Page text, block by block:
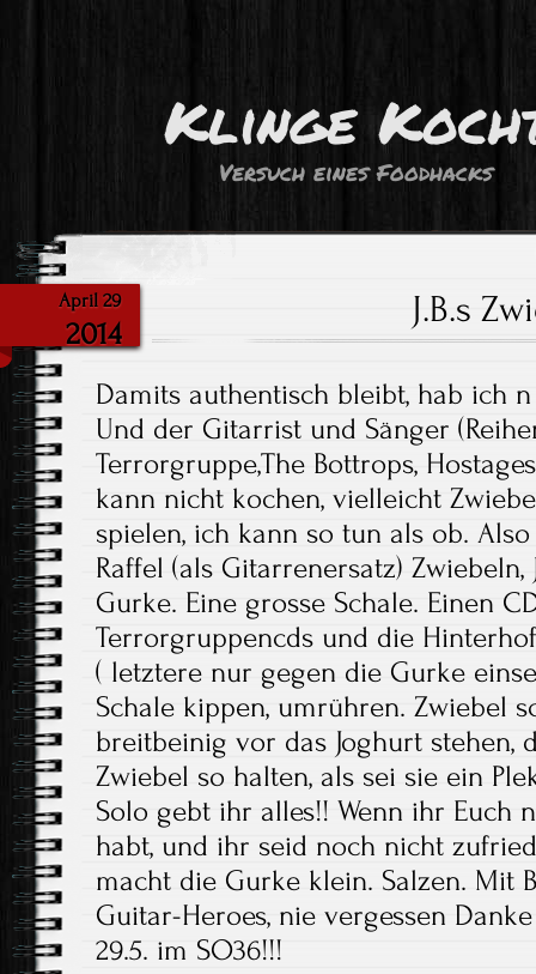
Klinge
Versuch eines Foodhacks
April 29
2014
J.B.s
Damits authentisch bleibt, hab ich
Und der Gitarrist und Sänger
Terrorgruppe,The Bottrops,
kann nicht kochen, vielleicht
spielen, ich kann so tun als ob.
Raffel (als Gitarrenersatz)
Gurke. Eine grosse Schale. Einen
Terrorgruppencds und die
( letztere nur gegen die Gurke
Schale kippen, umrühren. Zwiebel
breitbeinig vor das Joghurt stehen,
Zwiebel so halten, als sei sie ein
Solo gebt ihr alles!! Wenn ihr Euch
habt, und ihr seid noch nicht
macht die Gurke klein. Salzen. Mit
Guitar-Heroes, nie vergessen
29.5. im SO36!!!